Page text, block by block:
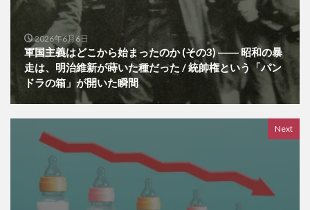
2026年6月6日
軍国主義はどこから始まったのか (その3) ―― 昭和の暴
走は、明治維新が蒔いた種だった / 統帥権という「パン
ドラの箱」が開いた瞬間
Next